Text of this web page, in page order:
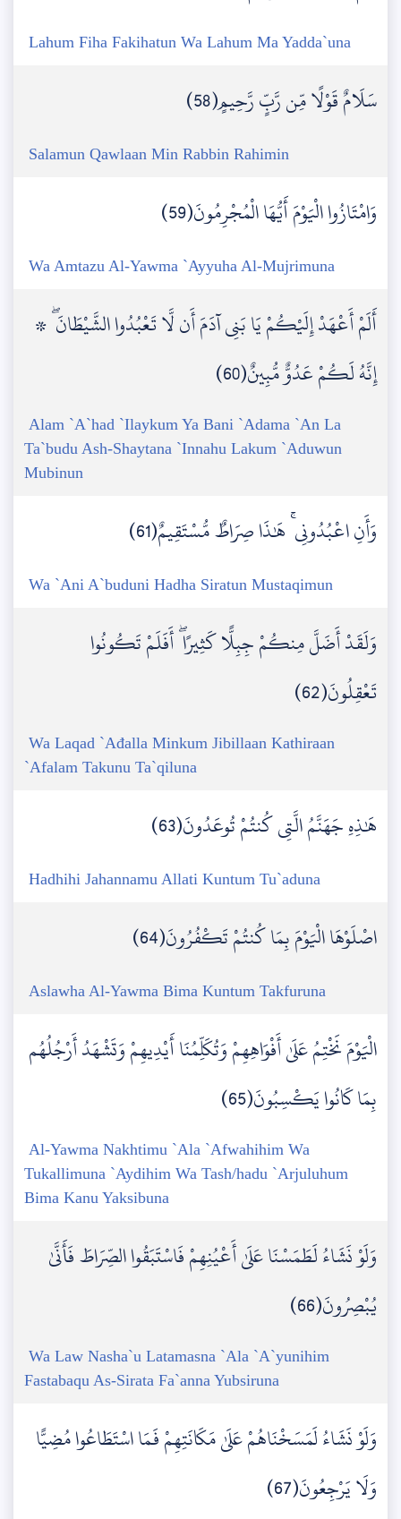
Lahum Fiha Fakihatun Wa Lahum Ma Yadda`una
سَلَامٌ قَوْلًا مِّن رَّبٍّ رَّحِيمٍ(58)
Salamun Qawlaan Min Rabbin Rahimin
وَامْتَازُوا الْيَوْمَ أَيُّهَا الْمُجْرِمُونَ(59)
Wa Amtazu Al-Yawma `Ayyuha Al-Mujrimuna
۞ أَلَمْ أَعْهَدْ إِلَيْكُمْ يَا بَنِي آدَمَ أَن لَّا تَعْبُدُوا الشَّيْطَانَ ۖ
إِنَّهُ لَكُمْ عَدُوٌّ مُّبِينٌ(60)
Alam `A`had `Ilaykum Ya Bani `Adama `An La
Ta`budu Ash-Shaytana `Innahu Lakum `Aduwun
Mubinun
وَأَنِ اعْبُدُونِي ۚ هَٰذَا صِرَاطٌ مُّسْتَقِيمٌ(61)
Wa `Ani A`buduni Hadha Siratun Mustaqimun
وَلَقَدْ أَضَلَّ مِنكُمْ جِبِلًّا كَثِيرًا ۖ أَفَلَمْ تَكُونُوا
تَعْقِلُونَ(62)
Wa Laqad `Ađalla Minkum Jibillaan Kathiraan
`Afalam Takunu Ta`qiluna
هَٰذِهِ جَهَنَّمُ الَّتِي كُنتُمْ تُوعَدُونَ(63)
Hadhihi Jahannamu Allati Kuntum Tu`aduna
اصْلَوْهَا الْيَوْمَ بِمَا كُنتُمْ تَكْفُرُونَ(64)
Aslawha Al-Yawma Bima Kuntum Takfuruna
الْيَوْمَ نَخْتِمُ عَلَىٰ أَفْوَاهِهِمْ وَتُكَلِّمُنَا أَيْدِيهِمْ وَتَشْهَدُ أَرْجُلُهُم
بِمَا كَانُوا يَكْسِبُونَ(65)
Al-Yawma Nakhtimu `Ala `Afwahihim Wa
Tukallimuna `Aydihim Wa Tash/hadu `Arjuluhum
Bima Kanu Yaksibuna
وَلَوْ نَشَاءُ لَطَمَسْنَا عَلَىٰ أَعْيُنِهِمْ فَاسْتَبَقُوا الصِّرَاطَ فَأَنَّىٰ
يُبْصِرُونَ(66)
Wa Law Nasha`u Latamasna `Ala `A`yunihim
Fastabaqu As-Sirata Fa`anna Yubsiruna
وَلَوْ نَشَاءُ لَمَسَخْنَاهُمْ عَلَىٰ مَكَانَتِهِمْ فَمَا اسْتَطَاعُوا مُضِيًّا
وَلَا يَرْجِعُونَ(67)